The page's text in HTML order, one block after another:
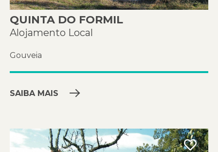
QUINTA DO FORMIL
Alojamento Local
Gouveia
SAIBA MAIS